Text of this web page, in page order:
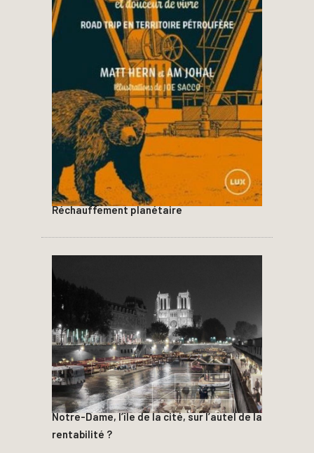
Réchauffement planétaire
Notre-Dame, l’île de la cité, sur l’autel de la
rentabilité ?